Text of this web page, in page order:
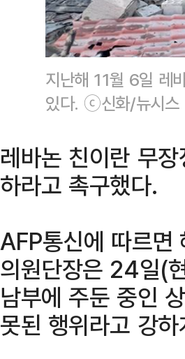
지난해 11월 6일 레
있다. ⓒ신화/뉴시스
레바논 친이란 무
하라고 촉구했다.
AFP통신에 따르면
의원단장은 24일(
남부에 주둔 중인
못된 행위라고 강